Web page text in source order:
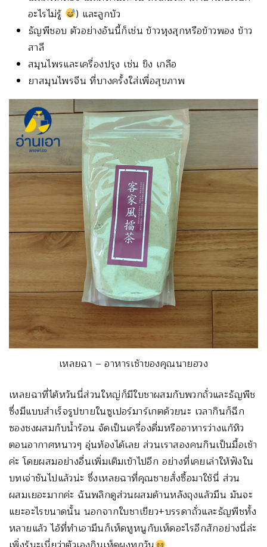
อะไรไม่รู้
) และลูกบัว
ธัญพืชอบ ตัวอย่างอันนี้ก็เช่น ข้าวหุงสุกหรือข้าวพอง ข้าว
สาลี
สมุนไพรและเครื่องปรุง เช่น ขิง เกลือ
ยาสมุนไพรจีน ที่บางครั้งใส่เพื่อสุขภาพ
เหลยฉา – อาหารเช้าของคุณนายฮวง
เหลยฉาที่ไต้หวันนี่ส่วนใหญ่ก็มีใบชาผสมกับพวกถั่วและธัญพืช
ซึ่งมีแบบสำเร็จรูปขายในซูเปอร์มาร์เกตด้วยนะ เวลากินก็ฉีก
ซองชงผสมกับน้ำร้อน จัดเป็นเครื่องดื่มหรืออาหารว่างแก้หิว
ตอนอากาศหนาวๆ อุ่นท้องได้เลย ส่วนเราสองคนกินเป็นมื้อเช้า
ค่ะ โดยผสมอย่างอื่นเพิ่มเติมเข้าไปอีก อย่างที่เคยเล่าให้ฟังใน
บทเจ่าชันไปแล้วน่ะ ซึ่งเหลยฉาที่คุณชายสั่งซื้อมาใช้นี่ ส่วน
ผสมเยอะมากค่ะ ฉันพลิกดูส่วนผสมด้านหลังถุงแล้วมึน มันจะ
แยะอะไรขนาดนั้น นอกจากใบชาเขียว+บรรดาถั่วและธัญพืชทั้ง
หลายแล้ว ไอ้ที่ทำเอามึนก็เห็ดหูหนูกับเห็ดอะไรอีกสักอย่างนี่ล่ะ